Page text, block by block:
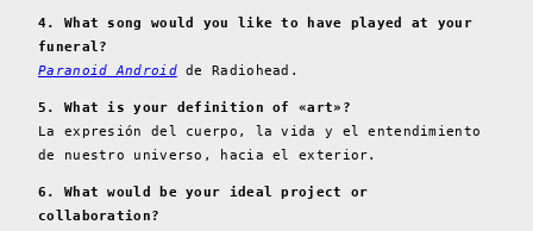
4. What song would you like to have played at your
funeral?
Paranoid Androidde Radiohead.
5. What is your definition of «art»?
La expresión del cuerpo, la vida y el entendimiento
de nuestro universo, hacia el exterior.
6. What would be your ideal project or
collaboration?